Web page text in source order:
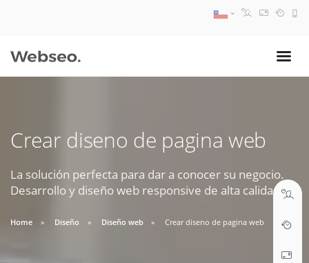
Crear diseno de pagina web
La solución perfecta para dar a conocer su negocio.
Desarrollo y diseño web responsive de alta calidad.
Home Diseño Diseño web Crear diseno de pagina web
09:30 AM A 18:30 PM
soporte@webseo.cl